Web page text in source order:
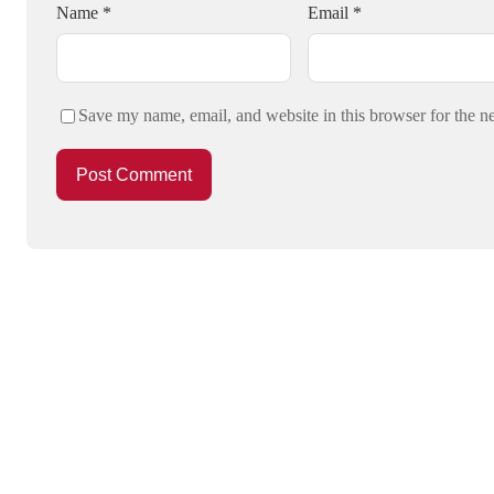
Name * Email *
Save my name, email, and website in this browser for the